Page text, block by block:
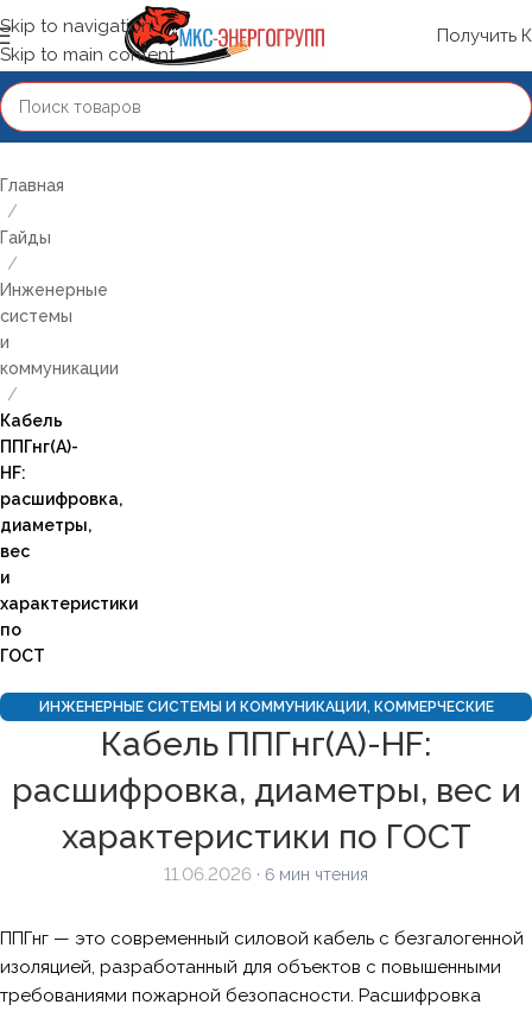
Skip to navigation
Skip to main content
Получить
Главная
/
Гайды
/
Инженерные
системы
и
коммуникации
/
Кабель
ППГнг(А)-
HF:
расшифровка,
диаметры,
вес
и
характеристики
по
ГОСТ
ИНЖЕНЕРНЫЕ СИСТЕМЫ И КОММУНИКАЦИИ, КОММЕРЧЕСКИЕ
ОБЪЕКТЫ
СПЕЦИАЛЬНЫЕ КАБЕЛИ
Кабель ППГнг(А)-HF:
расшифровка, диаметры, вес и
характеристики по ГОСТ
11.06.2026 · 6 мин чтения
ППГнг — это современный силовой кабель с безгалогенной
изоляцией, разработанный для объектов с повышенными
требованиями пожарной безопасности. Расшифровка